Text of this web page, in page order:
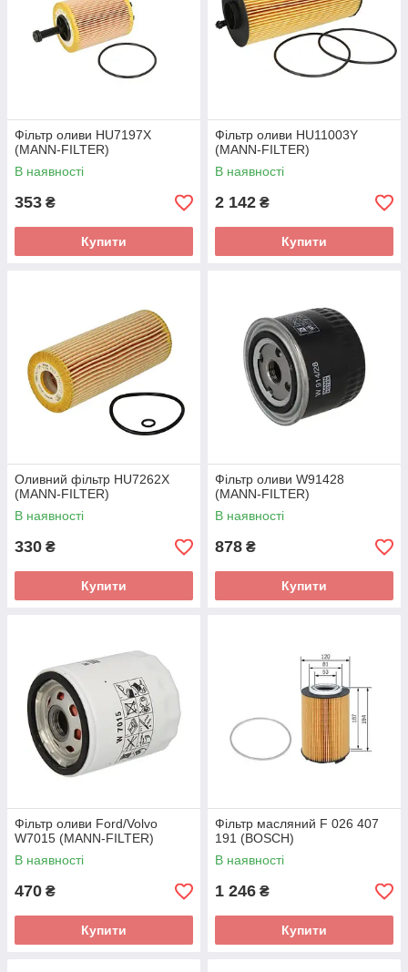
Фільтр оливи HU7197X
(MANN-FILTER)
В наявності
353 ₴
Купити
Фільтр оливи HU11003Y
(MANN-FILTER)
В наявності
2 142 ₴
Купити
Оливний фільтр HU7262X
(MANN-FILTER)
В наявності
330 ₴
Купити
Фільтр оливи W91428
(MANN-FILTER)
В наявності
878 ₴
Купити
Фільтр оливи Ford/Volvo
W7015 (MANN-FILTER)
В наявності
470 ₴
Купити
Фільтр масляний F 026 407
191 (BOSCH)
В наявності
1 246 ₴
Купити